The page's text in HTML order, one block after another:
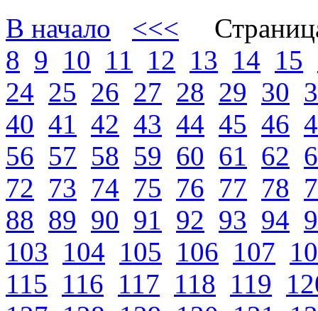
В начало <<<
8 9 10 11 12 13 14 15
24 25 26 27 28 29 30
40 41 42 43 44 45 46
56 57 58 59 60 61 62
72 73 74 75 76 77 78
88 89 90 91 92 93 94
103 104 105 106 107
115 116 117 118 119